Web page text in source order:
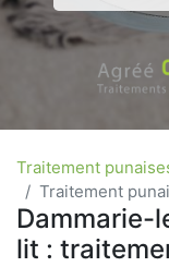
Traitement
Traitement
Dammarie-
lit :